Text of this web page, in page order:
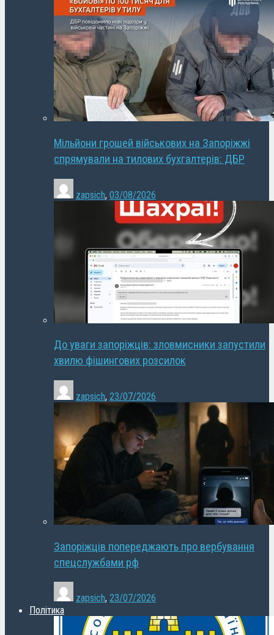
Мільйони грошей військових на Запоріжжі
спрямували на тилових бухгалтерів: ДБР
zapsich, 03/08/2026
До уваги запоріжців: зловмисники запустили
хвилю фішингових розсилок
zapsich, 23/07/2026
Запоріжців попереджають про вербування
спецслужбами рф
zapsich, 23/07/2026
Політика